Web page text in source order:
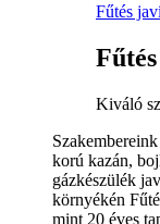
Fűtés
Kiváló
korú kazán,
gázkészülék
környékén
mint 20 éves